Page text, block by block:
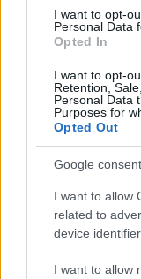
I want to opt-
Personal Data
Opted In
I want to opt-
Retention,
Personal Data
Purposes for
Opted Out
Google
I want to allow
related to
device
I want to allow
έναντι της μη
ή στην